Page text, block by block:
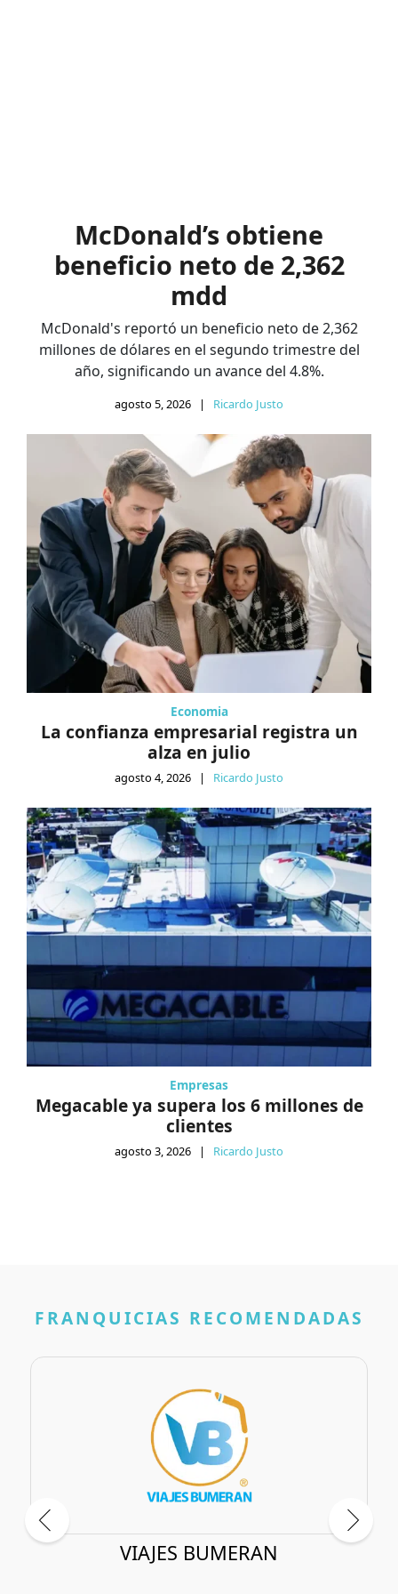
McDonald’s obtiene
beneficio neto de 2,362
mdd
McDonald's reportó un beneficio neto de 2,362
millones de dólares en el segundo trimestre del
año, significando un avance del 4.8%.
agosto 5, 2026 | Ricardo Justo
Economia
La confianza empresarial registra un
alza en julio
agosto 4, 2026 | Ricardo Justo
Empresas
Megacable ya supera los 6 millones de
clientes
agosto 3, 2026 | Ricardo Justo
FRANQUICIAS RECOMENDADAS
VIAJES BUMERAN